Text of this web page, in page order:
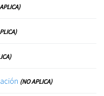
(NO APLICA)